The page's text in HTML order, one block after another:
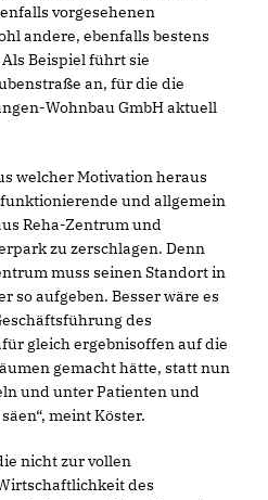
vorgesehenen
andere, ebenfalls bestens
Beispiel führt sie
an, für die die
Wohnbau GmbH aktuell
welcher Motivation heraus
und allgemein
Reha-Zentrum und
zu zerschlagen. Denn
muss seinen Standort in
so aufgeben. Besser wäre es
des
gleich ergebnisoffen auf die
gemacht hätte, statt nun
und unter Patienten und
meint Köster.
nicht zur vollen
des